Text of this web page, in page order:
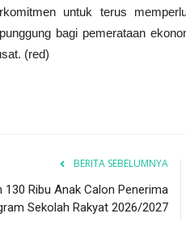
untuk terus
bagi pemerataan
(red)
BERITA SEBELUMNYA
Ribu Anak Calon Penerima
Sekolah Rakyat 2026/2027